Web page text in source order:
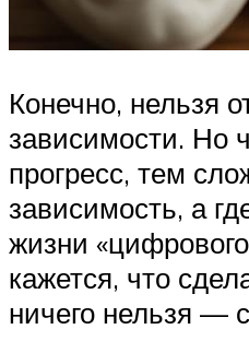
Конечно, нельзя
зависимости. Но
прогресс, тем
зависимость, а
жизни
кажется, что
ничего нельзя —